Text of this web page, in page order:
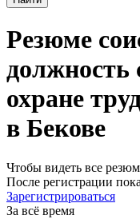
Резюме
должность
охране
в Бекове
Чтобы видеть все
После регистрации
Зарегистрироваться
За всё время